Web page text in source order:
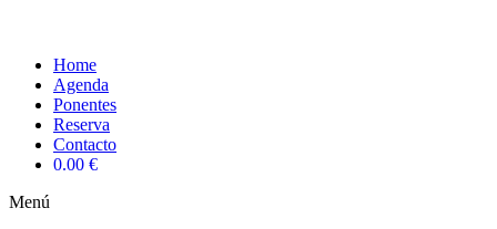
Home
Agenda
Ponentes
Reserva
Contacto
0.00 €
Menú